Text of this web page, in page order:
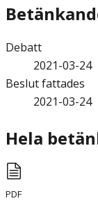
Debatt
2021-03-24
Beslut fattades
2021-03-24
Hela
PDF